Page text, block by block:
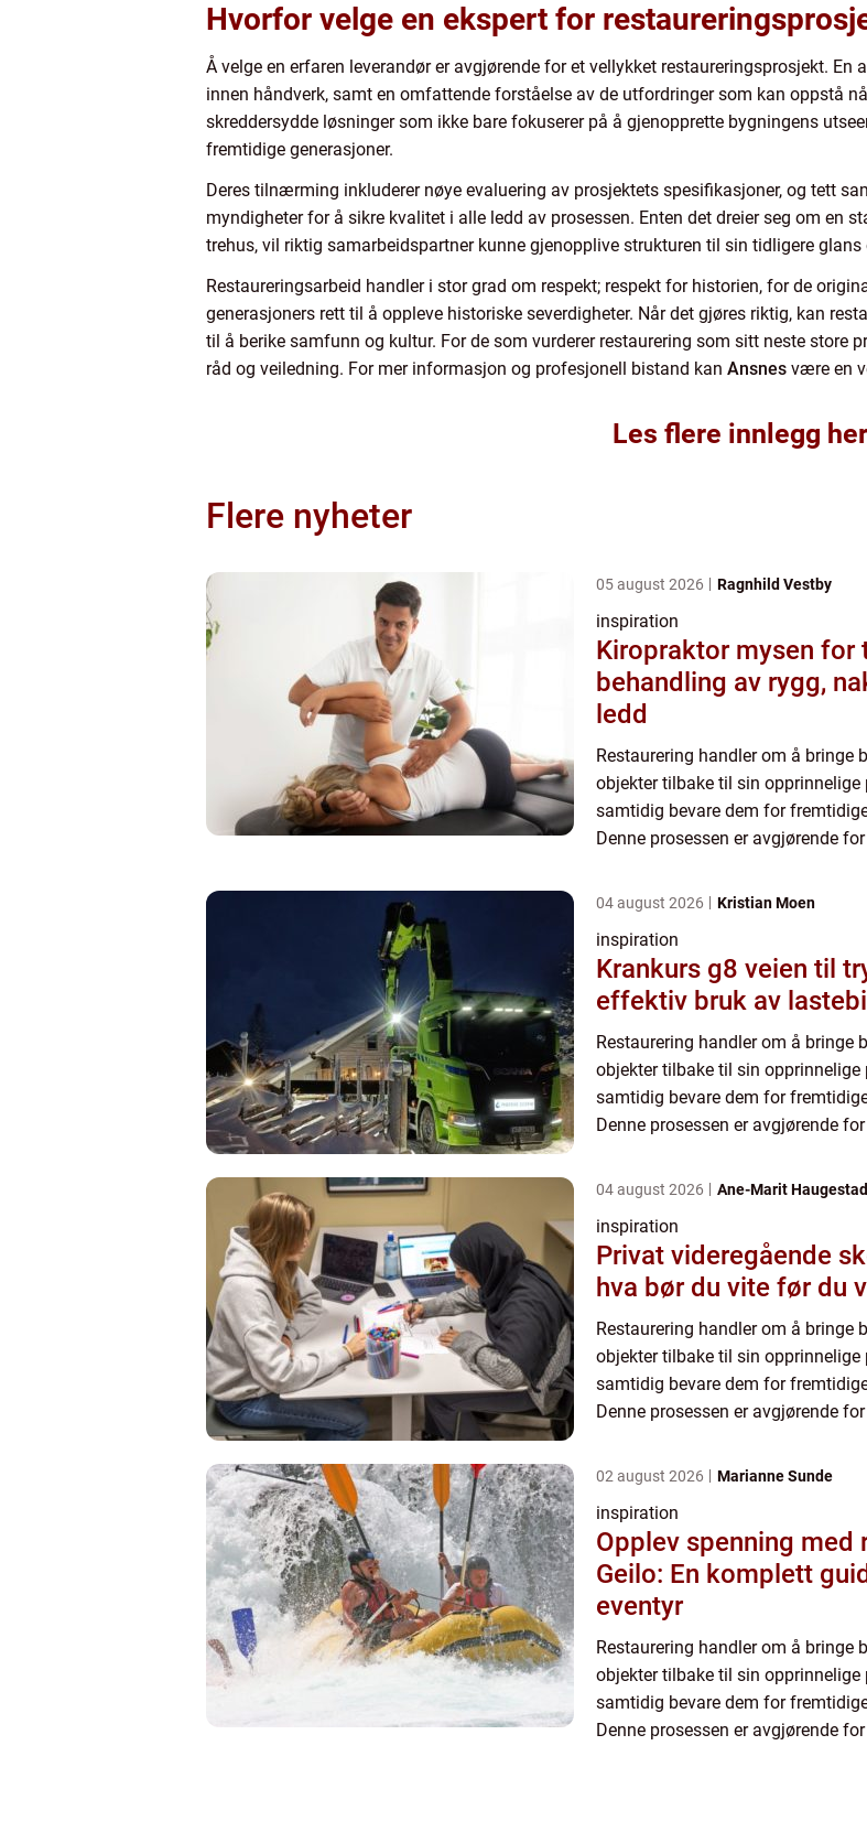
Hvorfor velge en ekspert for
Å velge en erfaren leverandør er avgjørende for et vellykket restaureringsprosjekt.
innen håndverk, samt en omfattende forståelse av de utfordringer som kan oppstå
skreddersydde løsninger som ikke bare fokuserer på å gjenopprette bygningens
fremtidige generasjoner.
Deres tilnærming inkluderer nøye evaluering av prosjektets spesifikasjoner, og tett
myndigheter for å sikre kvalitet i alle ledd av prosessen. Enten det dreier seg om en
trehus, vil riktig samarbeidspartner kunne gjenopplive strukturen til sin tidligere
Restaureringsarbeid handler i stor grad om respekt; respekt for historien, for de
generasjoners rett til å oppleve historiske severdigheter. Når det gjøres riktig, kan
til å berike samfunn og kultur. For de som vurderer restaurering som sitt neste store
råd og veiledning. For mer informasjon og profesjonell bistand kan Ansnes være en
Les flere innlegg her
Flere nyheter
05 august 2026 Ragnhild Vestby
inspiration
Kiropraktor mysen for
behandling av rygg,
ledd
Restaurering handler om å bringe
objekter tilbake til sin opprinnelige
samtidig bevare dem for
Denne prosessen er avgjørende
04 august 2026 Kristian Moen
inspiration
Krankurs g8 veien til trygg og
effektiv bruk av
Restaurering handler om å bringe
objekter tilbake til sin opprinnelige
samtidig bevare dem for
Denne prosessen er avgjørende
04 august 2026 Ane-Marit Haugestad
inspiration
Privat videregående
hva bør du vite før du
Restaurering handler om å bringe
objekter tilbake til sin opprinnelige
samtidig bevare dem for
Denne prosessen er avgjørende
02 august 2026 Marianne Sunde
inspiration
Opplev spenning med
Geilo: En komplett
eventyr
Restaurering handler om å bringe
objekter tilbake til sin opprinnelige
samtidig bevare dem for
Denne prosessen er avgjørende